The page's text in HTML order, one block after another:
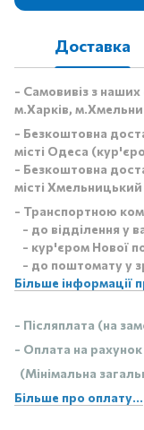
Доставка
- Самовивіз з
м.Харків,
- Безкоштовна
місті Одеса
- Безкоштовна
місті
- Транспортною
- до відділення у
- кур'єром Нової
- до поштомату у
Більше інформації
- Післяплата (на
- Оплата на рахунок
(Мінімальна
Більше про оплату...